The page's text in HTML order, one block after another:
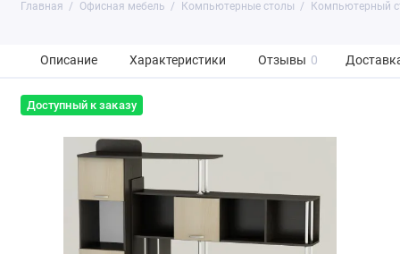
Главная Офисная мебель Компьютерные столы Компьютерный
Описание Характеристики Отзывы 0
Доступный к заказу